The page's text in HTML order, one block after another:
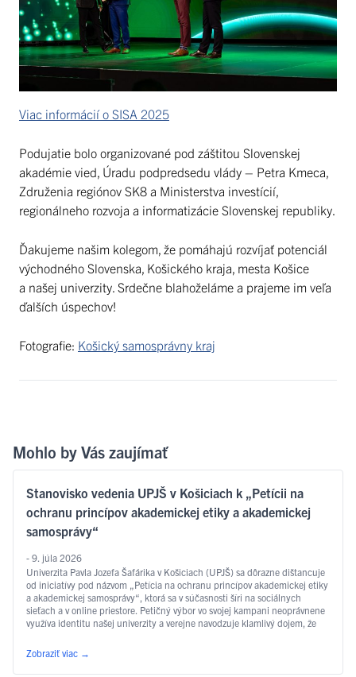
Viac informácií o SISA 2025
Podujatie bolo organizované pod záštitou Slovenskej
akadémie vied, Úradu podpredsedu vlády – Petra Kmeca,
Združenia regiónov SK8 a Ministerstva investícií,
regionálneho rozvoja a informatizácie Slovenskej republiky.
Ďakujeme našim kolegom, že pomáhajú rozvíjať potenciál
východného Slovenska, Košického kraja, mesta Košice
a našej univerzity. Srdečne blahoželáme a prajeme im veľa
ďalších úspechov!
Fotografie: Košický samosprávny kraj
Mohlo by Vás zaujímať
Stanovisko vedenia UPJŠ v Košiciach k „Petícii na
ochranu princípov akademickej etiky a akademickej
samosprávy“
- 9. júla 2026
Univerzita Pavla Jozefa Šafárika v Košiciach (UPJŠ) sa dôrazne dištancuje
od iniciatívy pod názvom „Petícia na ochranu princípov akademickej etiky
a akademickej samosprávy“, ktorá sa v súčasnosti šíri na sociálnych
sieťach a v online priestore. Petičný výbor vo svojej kampani neoprávnene
využíva identitu našej univerzity a verejne navodzuje klamlivý dojem, že
Zobraziť viac →